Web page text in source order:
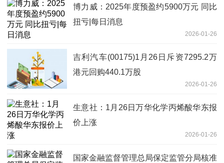
博力威：2025年度预盈约5900万元 同比
扭亏|每日消息
2026-01-26
吉利汽车(00175)1月26日斥资7295.2万
港元回购440.1万股
2026-01-26
生意社：1月26日万华化学丙烯酸华东报
价上涨
2026-01-26
国家金融监督管理总局保定监管分局核准